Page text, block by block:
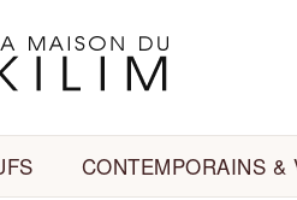
CONTEMPORAINS &